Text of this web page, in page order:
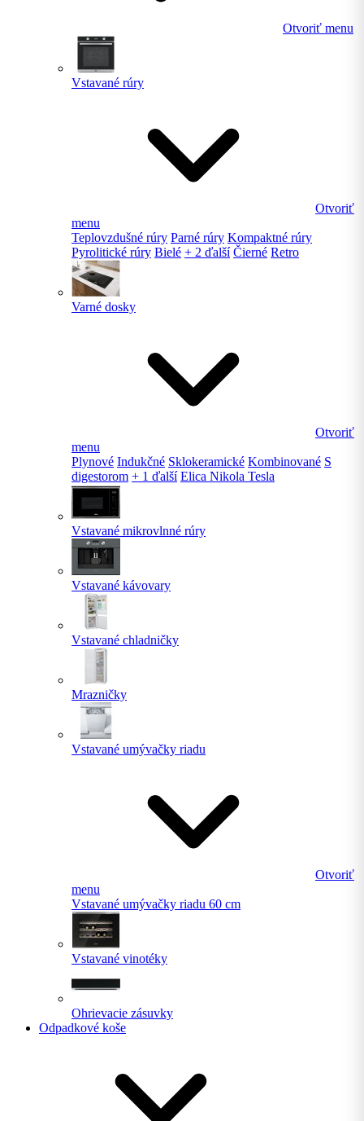
Otvoriť menu
Vstavané rúry
Otvoriť
menu
Teplovzdušné rúry Parné rúry Kompaktné rúry
Pyrolitické rúry Bielé + 2 ďalší Čierné Retro
Varné dosky
Otvoriť
menu
Plynové Indukčné Sklokeramické Kombinované S
digestorom + 1 ďalší Elica Nikola Tesla
Vstavané mikrovlnné rúry
Vstavané kávovary
Vstavané chladničky
Mrazničky
Vstavané umývačky riadu
Otvoriť
menu
Vstavané umývačky riadu 60 cm
Vstavané vinotéky
Ohrievacie zásuvky
Odpadkové koše